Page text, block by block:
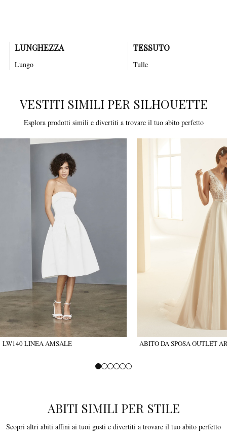
LUNGHEZZA
Lungo
TESSUTO
Tulle
VESTITI SIMILI PER SILHOUETTE
Esplora prodotti simili e divertiti a trovare il tuo abito perfetto
LW140 LINEA AMSALE ABITO DA SPOSA OUTLET
ABITI SIMILI PER STILE
Scopri altri abiti affini ai tuoi gusti e divertiti a trovare il tuo abito perfetto